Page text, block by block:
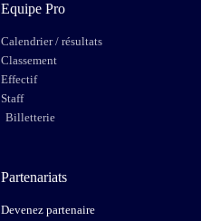
Equipe Pro
Calendrier / résultats
Classement
Effectif
Staff
Billetterie
Partenariats
Devenez partenaire